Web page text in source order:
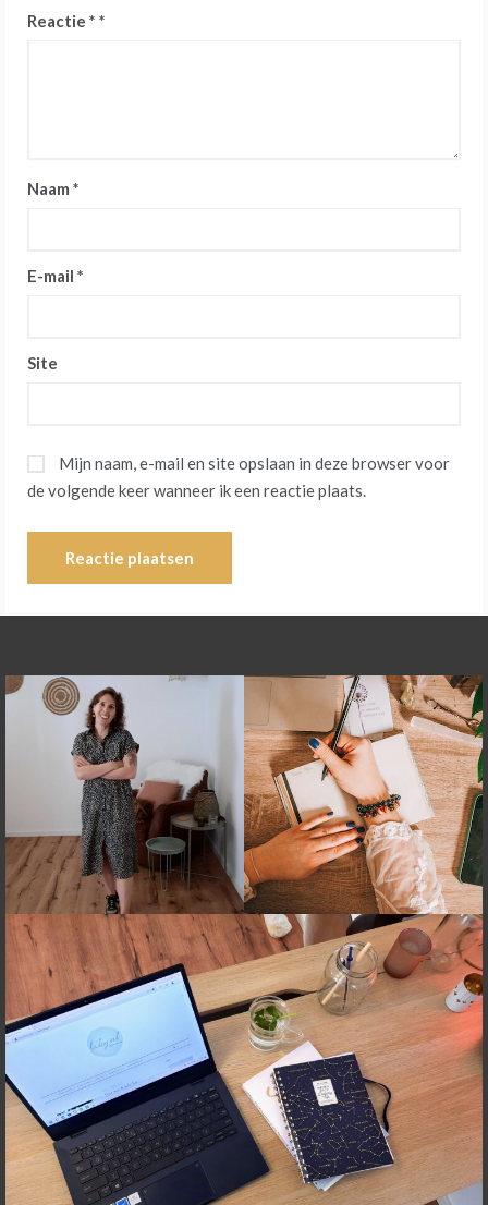
Reactie *
Naam *
E-mail *
Site
Mijn naam, e-mail en site opslaan in deze browser voor
de volgende keer wanneer ik een reactie plaats.